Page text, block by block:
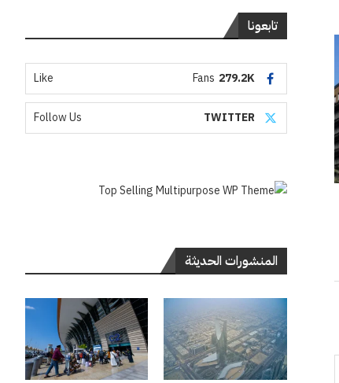
تابعونا
279.2K
Fans
Like
TWITTER
Follow Us
المنشورات الحديثة